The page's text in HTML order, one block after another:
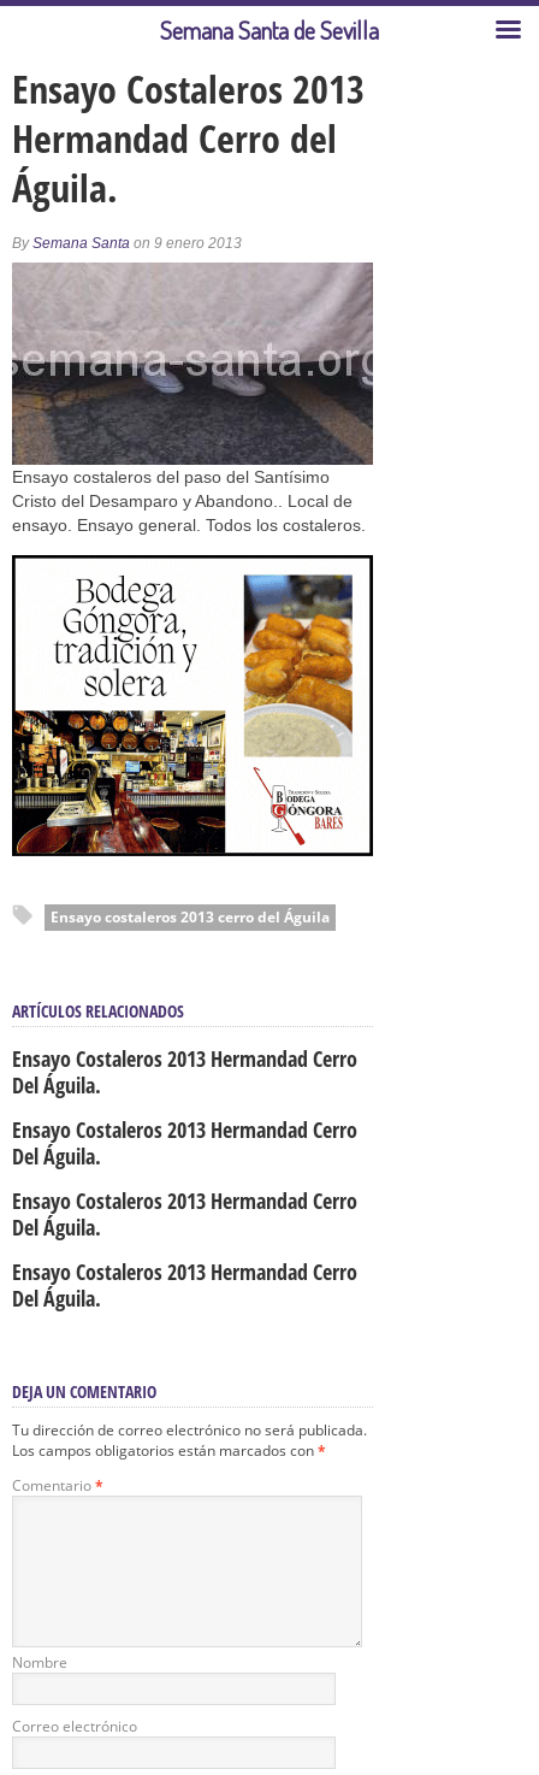
Ensayo Costaleros 2013
Hermandad Cerro del
Águila.
BySemana Santa on 9 enero 2013
Ensayo costaleros del paso del Santísimo
Cristo del Desamparo y Abandono.. Local de
ensayo. Ensayo general. Todos los costaleros.
Ensayo costaleros 2013 cerro del Águila
ARTÍCULOS RELACIONADOS
Ensayo Costaleros 2013 Hermandad Cerro
Del Águila.
Ensayo Costaleros 2013 Hermandad Cerro
Del Águila.
Ensayo Costaleros 2013 Hermandad Cerro
Del Águila.
Ensayo Costaleros 2013 Hermandad Cerro
Del Águila.
DEJA UN COMENTARIO
Tu dirección de correo electrónico no será publicada.
Los campos obligatorios están marcados con*
Comentario*
Nombre
Correo electrónico
Semana Santa de Sevilla